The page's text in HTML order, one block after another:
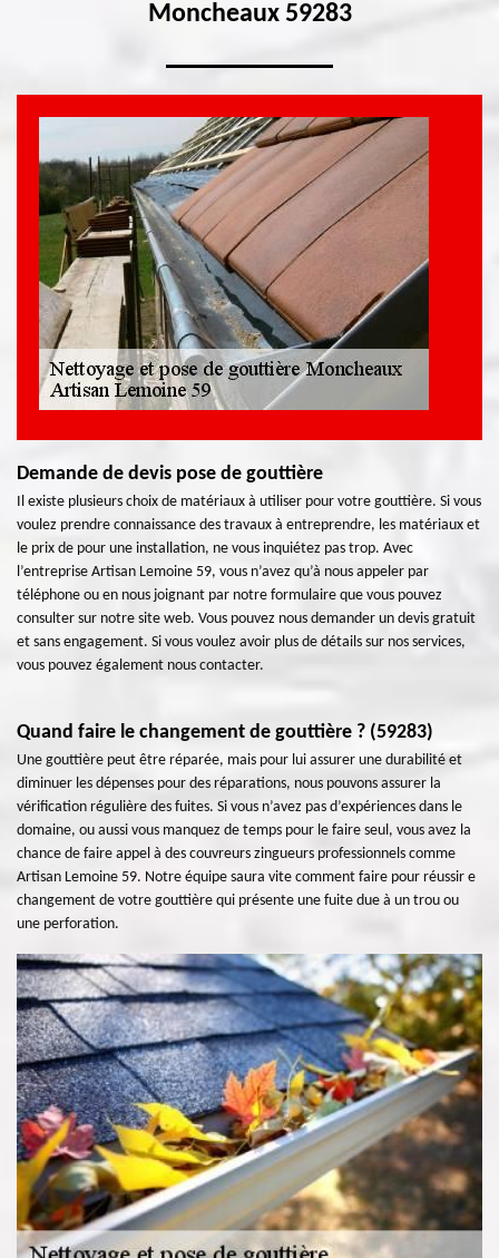
Moncheaux 59283
Demande de devis pose de gouttière
Il existe plusieurs choix de matériaux à utiliser pour votre gouttière. Si vous
voulez prendre connaissance des travaux à entreprendre, les matériaux et
le prix de pour une installation, ne vous inquiétez pas trop. Avec
l’entreprise Artisan Lemoine 59, vous n’avez qu’à nous appeler par
téléphone ou en nous joignant par notre formulaire que vous pouvez
consulter sur notre site web. Vous pouvez nous demander un devis gratuit
et sans engagement. Si vous voulez avoir plus de détails sur nos services,
vous pouvez également nous contacter.
Quand faire le changement de gouttière ? (59283)
Une gouttière peut être réparée, mais pour lui assurer une durabilité et
diminuer les dépenses pour des réparations, nous pouvons assurer la
vérification régulière des fuites. Si vous n’avez pas d’expériences dans le
domaine, ou aussi vous manquez de temps pour le faire seul, vous avez la
chance de faire appel à des couvreurs zingueurs professionnels comme
Artisan Lemoine 59. Notre équipe saura vite comment faire pour réussir e
changement de votre gouttière qui présente une fuite due à un trou ou
une perforation.